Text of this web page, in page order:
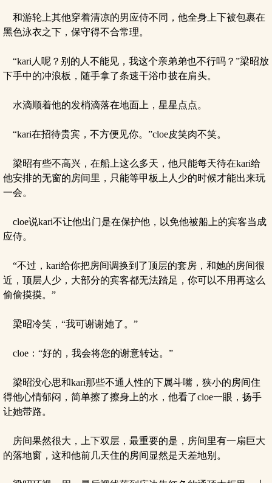
和游轮上其他穿着清凉的男应侍不同，他全身上下被包裹在
黑色泳衣之下，保守得不合常理。
“kari人呢？别的人不能见，我这个亲弟弟也不行吗？”梁昭放
下手中的冲浪板，随手拿了条速干浴巾披在肩头。
水滴顺着他的发梢滴落在地面上，星星点点。
“kari在招待贵宾，不方便见你。”cloe皮笑肉不笑。
梁昭有些不高兴，在船上这么多天，他只能每天待在kari给
他安排的无窗的房间里，只能等甲板上人少的时候才能出来玩
一会。
cloe说kari不让他出门是在保护他，以免他被船上的宾客当成
应侍。
“不过，kari给你把房间调换到了顶层的套房，和她的房间很
近，顶层人少，大部分的宾客都无法踏足，你可以不用再这么
偷偷摸摸。”
梁昭冷笑，“我可谢谢她了。”
cloe：“好的，我会将您的谢意转达。”
梁昭没心思和kari那些不通人性的下属斗嘴，狭小的房间住
得他心情郁闷，简单擦了擦身上的水，他看了cloe一眼，扬手
让她带路。
房间果然很大，上下双层，最重要的是，房间里有一扇巨大
的落地窗，这和他前几天住的房间显然是天差地别。